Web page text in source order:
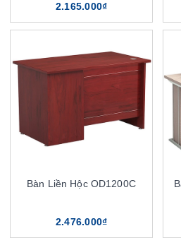
2.165.000₫
Bàn Liền Hộc OD1200C
2.476.000₫